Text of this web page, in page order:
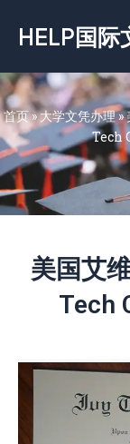
容
HELP国际
首页»大学文凭办理»
Tech
美国艾
Tech